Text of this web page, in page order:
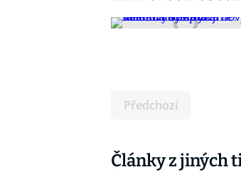
Předchozí
Články z jiných